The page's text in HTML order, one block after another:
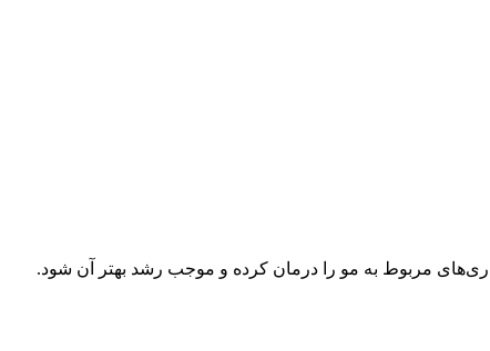
مربوط به مو را درمان کرده و موجب رشد بهتر آن شود.